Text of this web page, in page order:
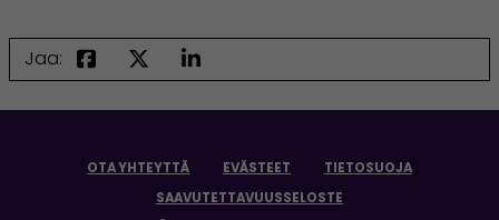
Jaa:
OTA YHTEYTTÄ EVÄSTEET
TIETOSUOJA
SAAVUTETTAVUUSSELOSTE